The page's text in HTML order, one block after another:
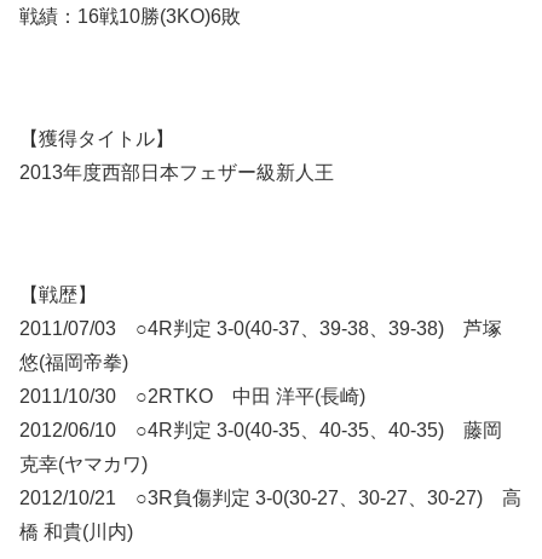
戦績：16戦10勝(3KO)6敗
【獲得タイトル】
2013年度西部日本フェザー級新人王
【戦歴】
2011/07/03 ○4R判定 3-0(40-37、39-38、39-38) 芦塚
悠(福岡帝拳)
2011/10/30 ○2RTKO 中田 洋平(長崎)
2012/06/10 ○4R判定 3-0(40-35、40-35、40-35) 藤岡
克幸(ヤマカワ)
2012/10/21 ○3R負傷判定 3-0(30-27、30-27、30-27) 高
橋 和貴(川内)